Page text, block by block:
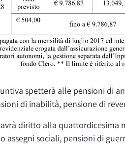
spetterà alle pensioni di
di inabilità, pensione di
diritto alla
assegni sociali, pensioni di